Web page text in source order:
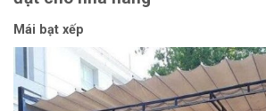
Mái bạt xếp